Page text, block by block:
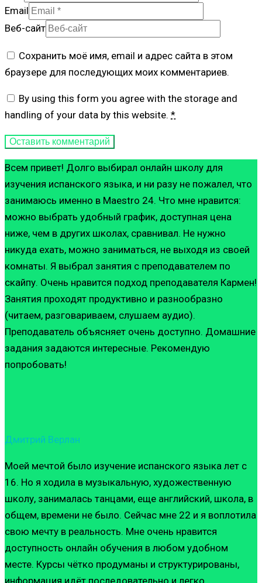
Email
Веб-сайт
Сохранить моё имя, email и адрес сайта в этом
браузере для последующих моих комментариев.
By using this form you agree with the storage and
handling of your data by this website. *
Всем привет! Долго выбирал онлайн школу для
изучения испанского языка, и ни разу не пожалел, что
занимаюсь именно в Maestro 24. Что мне нравится:
можно выбрать удобный график, доступная цена
ниже, чем в других школах, сравнивал. Не нужно
никуда ехать, можно заниматься, не выходя из своей
комнаты. Я выбрал занятия с преподавателем по
скайпу. Очень нравится подход преподавателя Кармен!
Занятия проходят продуктивно и разнообразно
(читаем, разговариваем, слушаем аудио).
Преподаватель объясняет очень доступно. Домашние
задания задаются интересные. Рекомендую
попробовать!
Дмитрий Верлан
Моей мечтой было изучение испанского языка лет с
16. Но я ходила в музыкальную, художественную
школу, занималась танцами, еще английский, школа, в
общем, времени не было. Сейчас мне 22 и я воплотила
свою мечту в реальность. Мне очень нравится
доступность онлайн обучения в любом удобном
месте. Курсы чётко продуманы и структурированы,